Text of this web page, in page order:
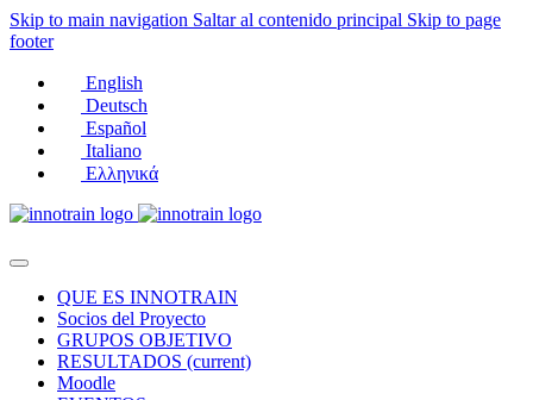
Skip to main navigation Saltar al contenido principal Skip to page
footer
English
Deutsch
Español
Italiano
Ελληνικά
QUE ES INNOTRAIN
Socios del Proyecto
GRUPOS OBJETIVO
RESULTADOS (current)
Moodle